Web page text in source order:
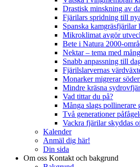
Drastisk minskning av
Fjärilars spridning till
Spanska kamgräsfjärilar
Mikroklimat avgör
Bete i Natura 2000-
Nektar – tema med
Snabb anpassning till
Fjärilslarvernas
Monarker migrerar
Mindre kräsna
Vad tittar du på?
Många slags pollinerare
Två generationer
Vackra fjärilar skyddas
Kalender
Anmäl dig här!
Din sida
Om oss Kontakt och bakgrund